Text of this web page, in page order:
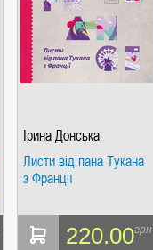
Ірина Донська
Листи від пана Тукана
з Франції
220.00грн